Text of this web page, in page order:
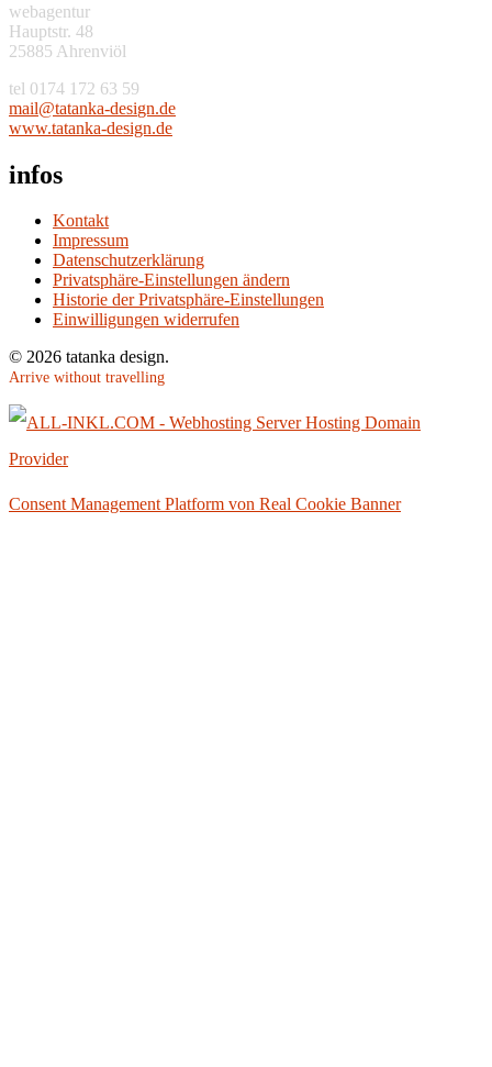
webagentur
Hauptstr. 48
25885 Ahrenviöl
tel 0174 172 63 59
ed.ng
ised-
aknat
at@li
am
www.tatanka-design.de
infos
Kontakt
Impressum
Datenschutzerklärung
Privatsphäre-Einstellungen ändern
Historie der Privatsphäre-Einstellungen
Einwilligungen widerrufen
© 2026 tatanka design.
Arrive without travelling
Consent Management Platform von Real Cookie Banner